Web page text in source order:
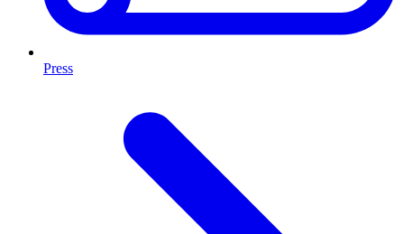
Press